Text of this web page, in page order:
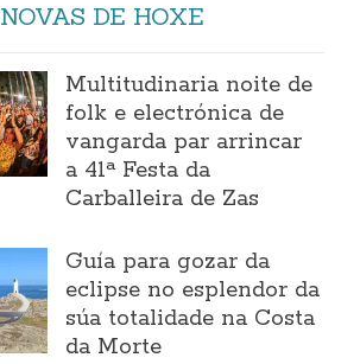
NOVAS DE HOXE
Multitudinaria noite de
folk e electrónica de
vangarda par arrincar
a 41ª Festa da
Carballeira de Zas
Guía para gozar da
eclipse no esplendor da
súa totalidade na Costa
da Morte